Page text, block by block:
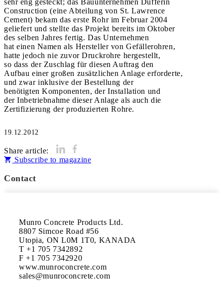
sehr eng gesteckt; das Bauunternehmen Dufferin
Construction (eine Abteilung von St. Lawrence
Cement) bekam das erste Rohr im Februar 2004
geliefert und stellte das Projekt bereits im Oktober
des selben Jahres fertig. Das Unternehmen
hat einen Namen als Hersteller von Gefällerohren,
hatte jedoch nie zuvor Druckrohre hergestellt,
so dass der Zuschlag für diesen Auftrag den
Aufbau einer großen zusätzlichen Anlage erforderte,
und zwar inklusive der Bestellung der
benötigten Komponenten, der Installation und
der Inbetriebnahme dieser Anlage als auch die
Zertifizierung der produzierten Rohre.
19.12.2012
Share article:
Subscribe to magazine
Contact
Munro Concrete Products Ltd.
8807 Simcoe Road #56
Utopia, ON L0M 1T0, KANADA
T +1 705 7342892
F +1 705 7342920
www.munroconcrete.com